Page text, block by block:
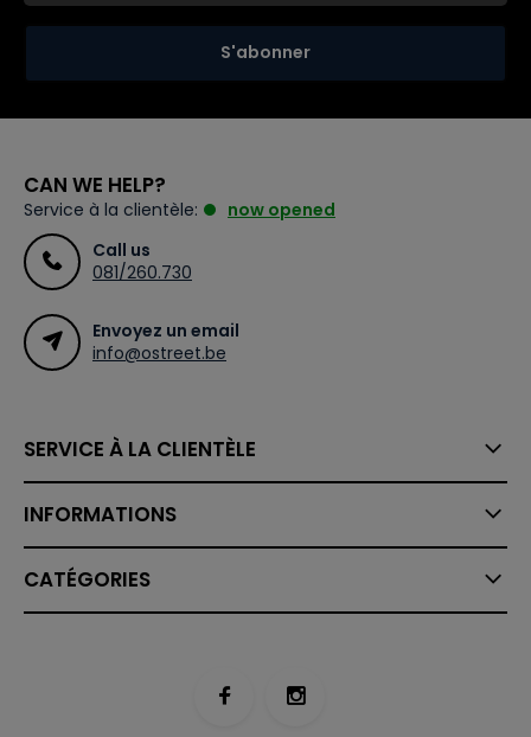
S'abonner
CAN WE HELP?
Service à la clientèle:
now opened
Call us
081/260.730
Envoyez un email
info@ostreet.be
SERVICE À LA CLIENTÈLE
INFORMATIONS
CATÉGORIES